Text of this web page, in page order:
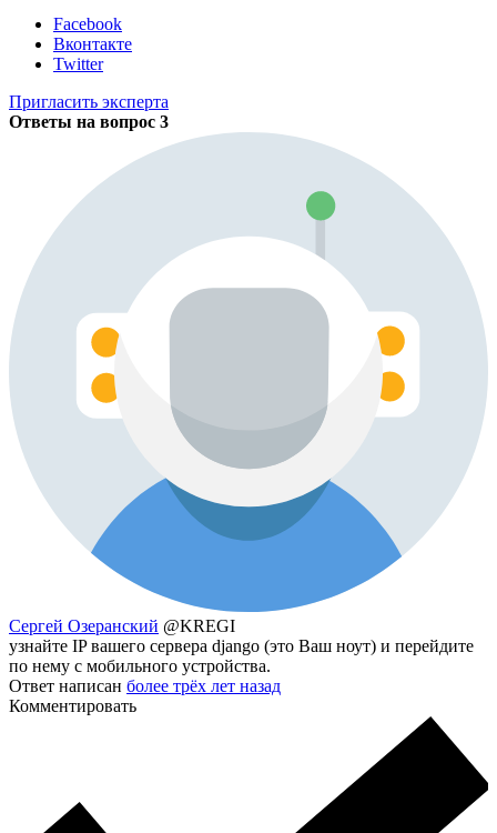
Facebook
Вконтакте
Twitter
Пригласить эксперта
Ответы на вопрос 3
Сергей Озеранский @KREGI
узнайте IP вашего сервера django (это Ваш ноут) и перейдите
по нему с мобильного устройства.
Ответ написан более трёх лет назад
Комментировать